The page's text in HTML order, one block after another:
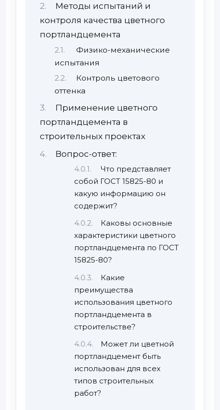
Методы испытаний и
контроля качества цветного
портландцемента
Физико-механические
испытания
Контроль цветового
оттенка
Применение цветного
портландцемента в
строительных проектах
Вопрос-ответ:
Что представляет
собой ГОСТ 15825-80 и
какую информацию он
содержит?
Каковы основные
характеристики цветного
портландцемента по ГОСТ
15825-80?
Какие
преимущества
использования цветного
портландцемента в
строительстве?
Может ли цветной
портландцемент быть
использован для всех
типов строительных
работ?